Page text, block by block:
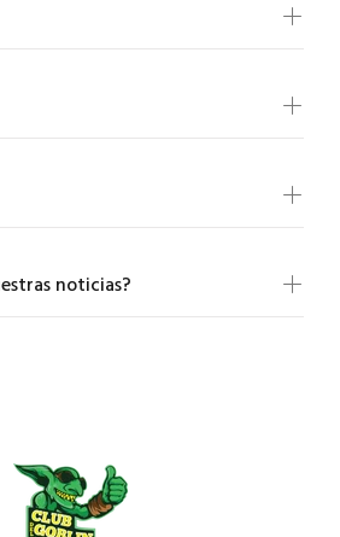
noticias?